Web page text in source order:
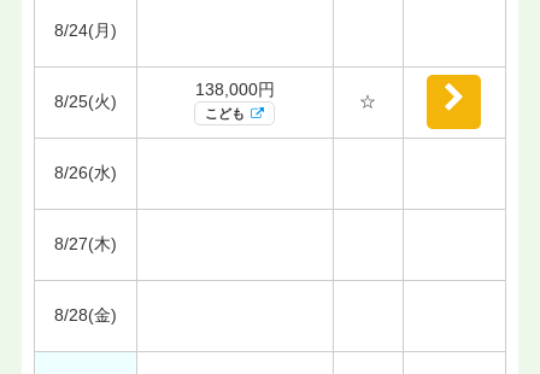
8/24(月)
8/25(火)
138,000円
こども
☆
8/26(水)
8/27(木)
8/28(金)